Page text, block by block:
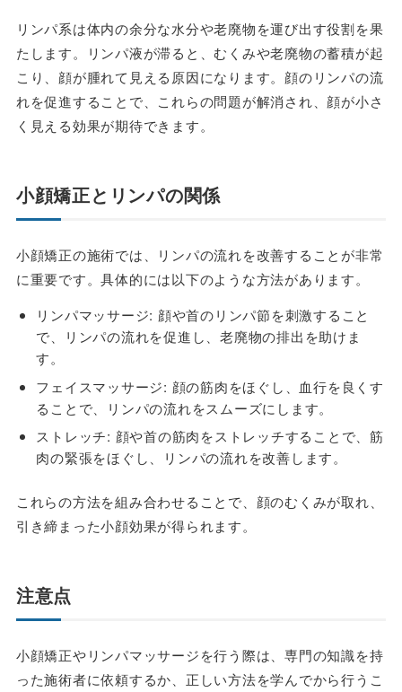
リンパ系は体内の余分な水分や老廃物を運び出す役割を果
たします。リンパ液が滞ると、むくみや老廃物の蓄積が起
こり、顔が腫れて見える原因になります。顔のリンパの流
れを促進することで、これらの問題が解消され、顔が小さ
く見える効果が期待できます。
小顔矯正とリンパの関係
小顔矯正の施術では、リンパの流れを改善することが非常
に重要です。具体的には以下のような方法があります。
リンパマッサージ: 顔や首のリンパ節を刺激すること
で、リンパの流れを促進し、老廃物の排出を助けま
す。
フェイスマッサージ: 顔の筋肉をほぐし、血行を良くす
ることで、リンパの流れをスムーズにします。
ストレッチ: 顔や首の筋肉をストレッチすることで、筋
肉の緊張をほぐし、リンパの流れを改善します。
これらの方法を組み合わせることで、顔のむくみが取れ、
引き締まった小顔効果が得られます。
注意点
小顔矯正やリンパマッサージを行う際は、専門の知識を持
った施術者に依頼するか、正しい方法を学んでから行うこ